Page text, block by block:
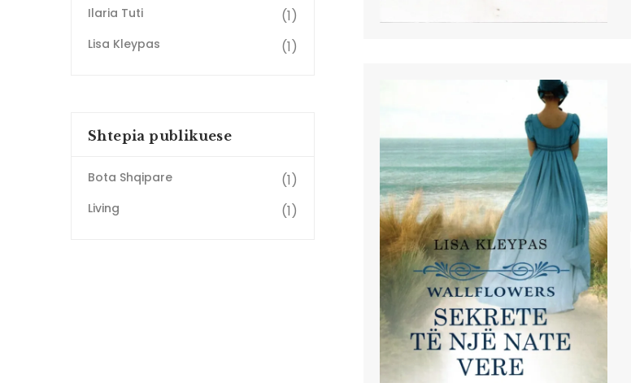
Ilaria Tuti (1)
Lisa Kleypas (1)
Shtepia publikuese
Bota Shqipare (1)
Living (1)